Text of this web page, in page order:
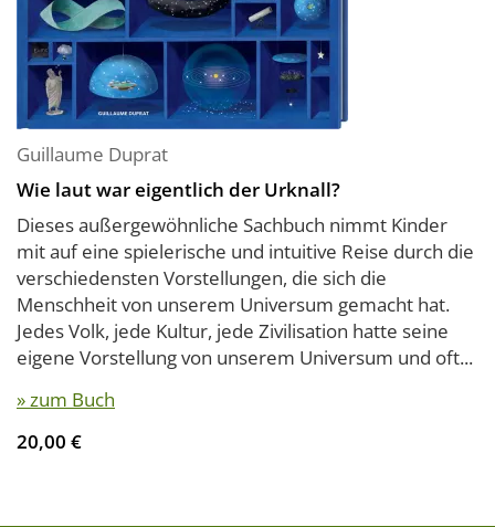
Guillaume Duprat
Wie laut war eigentlich der Urknall?
Dieses außergewöhnliche Sachbuch nimmt Kinder
mit auf eine spielerische und intuitive Reise durch die
verschiedensten Vorstellungen, die sich die
Menschheit von unserem Universum gemacht hat.
Jedes Volk, jede Kultur, jede Zivilisation hatte seine
eigene Vorstellung von unserem Universum und oft...
» zum Buch
20,00 €